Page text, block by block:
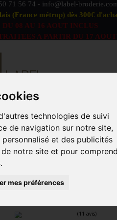
technologies de suivi
de navigation sur notre site,
et des publicités
notre site et pour
mes préférences
71 56 74 - info@label-
(France métrop) dès 300€
08 AU 16 AOUT INCLUS
A PARTIR DU 17 AOUT
DUO LINGE DE BAIN
PROFESSIONNELS
de Bain Grand Hôtel
MAXI DRAP
100X200 CM -